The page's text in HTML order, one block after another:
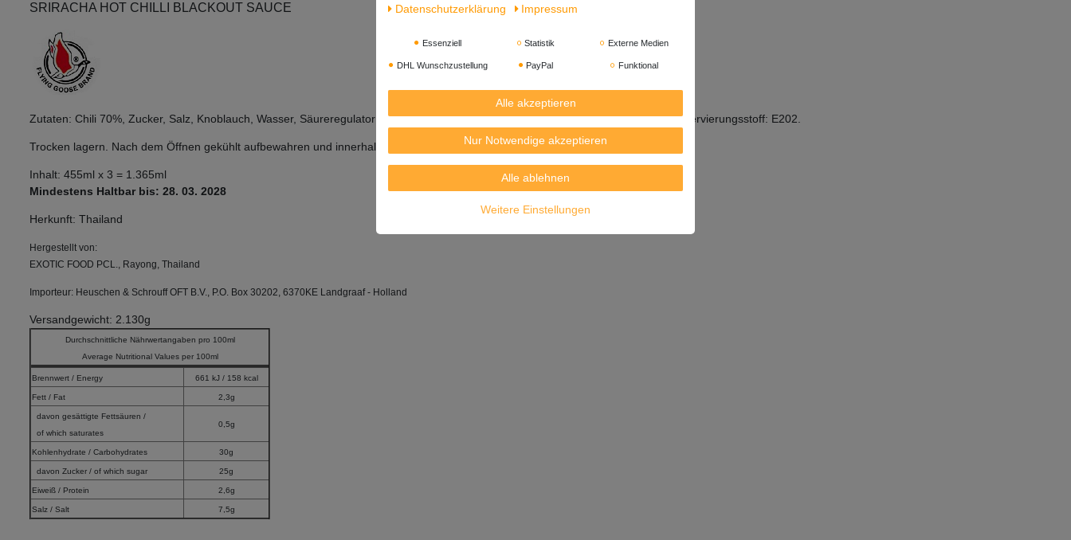
SRIRACHA HOT CHILLI BLACKOUT SAUCE
Zutaten: Chili 70%, Zucker, Salz, Knoblauch, Wasser, Säureregulator: E260, Geschmacksverstärker: E621, Stabilisator: E415, Konservierungsstoff: E202.
Trocken lagern. Nach dem Öffnen gekühlt aufbewahren und innerhalb von 8 Wochen verbrauchen.
Inhalt: 455ml x 3 = 1.365ml
Mindestens Haltbar bis: 28. 03. 2028
Herkunft: Thailand
Hergestellt von:
EXOTIC FOOD PCL., Rayong, Thailand
Importeur: Heuschen & Schrouff OFT B.V., P.O. Box 30202, 6370KE Landgraaf - Holland
Versandgewicht: 2.130g
Durchschnittliche Nährwertangaben pro 100ml
Average Nutritional Values per 100ml
Brennwert / Energy 661 kJ / 158 kcal
Fett / Fat 2,3g
davon gesättigte Fettsäuren /
of which saturates
0,5g
Kohlenhydrate / Carbohydrates 30g
davon Zucker / of which sugar 25g
Eiweiß / Protein 2,6g
Salz / Salt 7,5g
Daten­schutz­erklärung
Impressum
Essenziell Statistik Externe Medien
DHL Wunschzustellung PayPal Funktional
Alle akzeptieren
Nur Notwendige akzeptieren
Alle ablehnen
Weitere Einstellungen